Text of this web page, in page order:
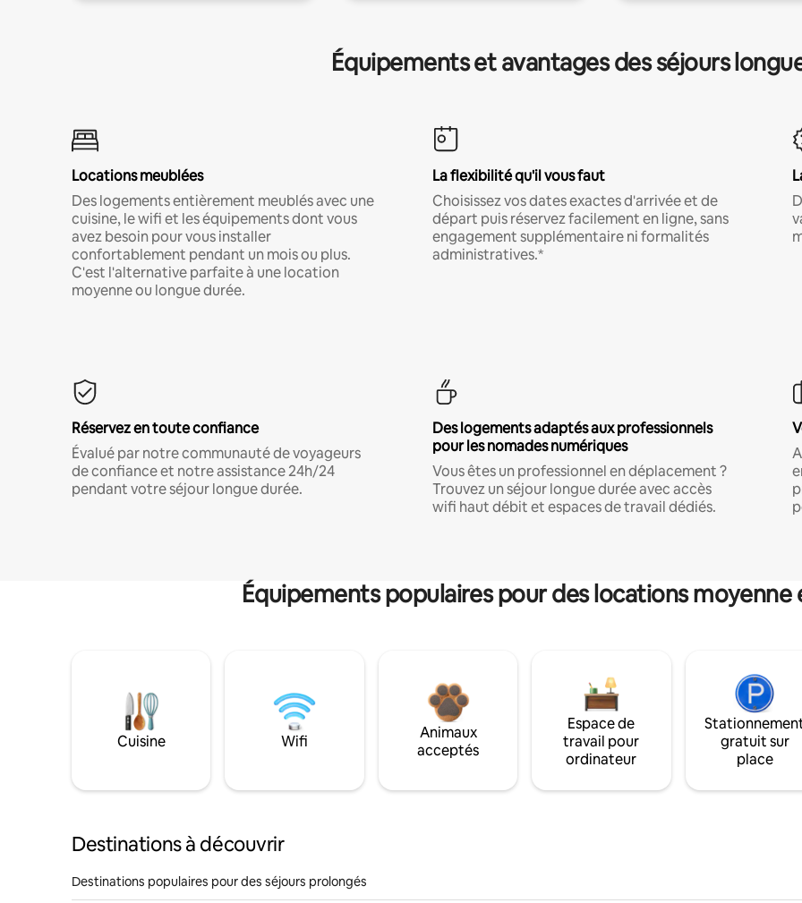
Équipements et avantages des séjours
Locations meublées
Des logements entièrement meublés avec une
cuisine, le wifi et les équipements dont vous
avez besoin pour vous installer
confortablement pendant un mois ou plus.
C'est l'alternative parfaite à une location
moyenne ou longue durée.
La flexibilité qu'il vous faut
Choisissez vos dates exactes d'arrivée et de
départ puis réservez facilement en ligne, sans
engagement supplémentaire ni formalités
administratives.*
Réservez en toute confiance
Évalué par notre communauté de voyageurs
de confiance et notre assistance 24h/24
pendant votre séjour longue durée.
Des logements adaptés aux professionnels
pour les nomades numériques
Vous êtes un professionnel en déplacement ?
Trouvez un séjour longue durée avec accès
wifi haut débit et espaces de travail dédiés.
Équipements populaires pour des locations
Cuisine Wifi
Animaux
acceptés
Espace de
travail pour
ordinateur
gratuit sur
place
Destinations à découvrir
Destinations populaires pour des séjours prolongés